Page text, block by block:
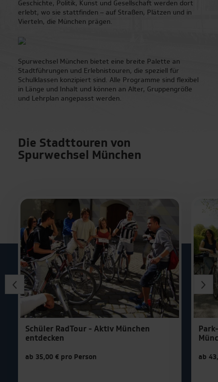
Berlin
Dresden
Duisburg
Frankfurt am Main
Leipzig
München
Stuttgart
Weimar
| Top-Reiseziele für
Klassenfahrten
Geschichte, Politik, Kunst und Gesellschaft werden dort
erlebt, wo sie stattfinden – auf Straßen, Plätzen und in
Vierteln, die München prägen.
Spurwechsel München bietet eine breite Palette an
Stadtführungen und Erlebnistouren, die speziell für
Schulklassen konzipiert sind. Alle Programme sind flexibel
in Länge und Inhalt und können an Alter, Gruppengröße
und Lehrplan angepasst werden.
Die Stadttouren von
Spurwechsel München
Schüler RadTour - Aktiv München
entdecken
ab 35,00 € pro Person ab